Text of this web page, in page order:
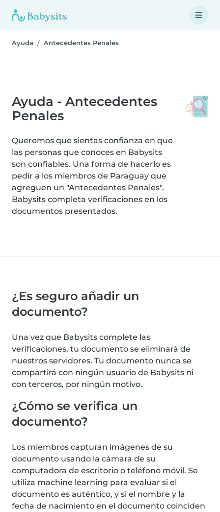
Ayuda Antecedentes Penales
Ayuda - Antecedentes
Penales
Queremos que sientas confianza en que
las personas que conoces en Babysits
son confiables. Una forma de hacerlo es
pedir a los miembros de Paraguay que
agreguen un "Antecedentes Penales".
Babysits completa verificaciones en los
documentos presentados.
¿Es seguro añadir un
documento?
Una vez que Babysits complete las
verificaciones, tu documento se eliminará de
nuestros servidores. Tu documento nunca se
compartirá con ningún usuario de Babysits ni
con terceros, por ningún motivo.
¿Cómo se verifica un
documento?
Los miembros capturan imágenes de su
documento usando la cámara de su
computadora de escritorio o teléfono móvil. Se
utiliza machine learning para evaluar si el
documento es auténtico, y si el nombre y la
fecha de nacimiento en el documento coinciden